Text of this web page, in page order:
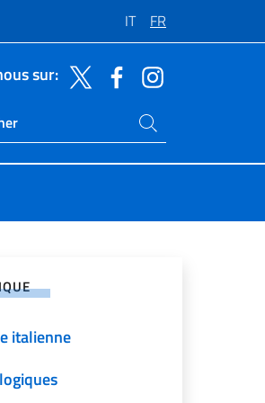
IT FR
sur:
sito live
italienne